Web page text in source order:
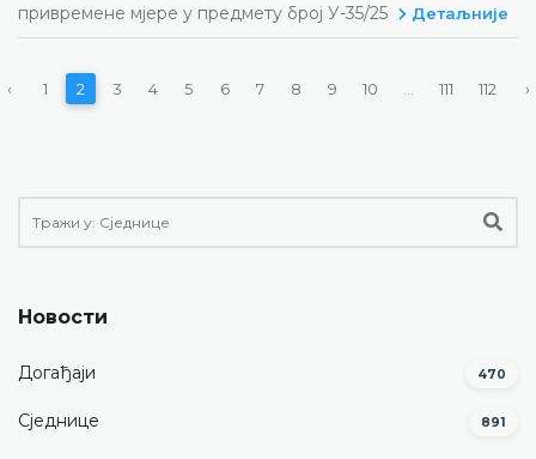
привремене мјере у предмету број У-35/25
Детаљније
‹ 1 2 3 4 5 6 7 8 9 10 111 112 ›
Новости
Догађаји 470
Сједнице 891